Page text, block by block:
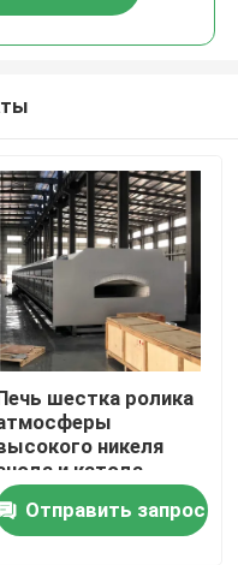
шестка ролика
никеля
и катода
лития
материальная
Отправить запрос